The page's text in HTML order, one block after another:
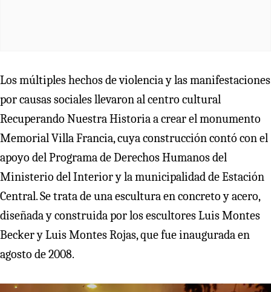
Los múltiples hechos de violencia y las manifestaciones
por causas sociales llevaron al centro cultural
Recuperando Nuestra Historia a crear el monumento
Memorial Villa Francia, cuya construcción contó con el
apoyo del Programa de Derechos Humanos del
Ministerio del Interior y la municipalidad de Estación
Central. Se trata de una escultura en concreto y acero,
diseñada y construida por los escultores Luis Montes
Becker y Luis Montes Rojas, que fue inaugurada en
agosto de 2008.